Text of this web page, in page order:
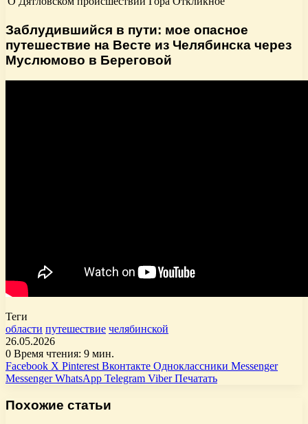
Заблудившийся в пути: мое опасное
путешествие на Весте из Челябинска через
Муслюмово в Береговой
Теги
области путешествие челябинской
26.05.2026
0 Время чтения: 9 мин.
Facebook X Pinterest Вконтакте Одноклассники Messenger
Messenger WhatsApp Telegram Viber Печатать
Похожие статьи